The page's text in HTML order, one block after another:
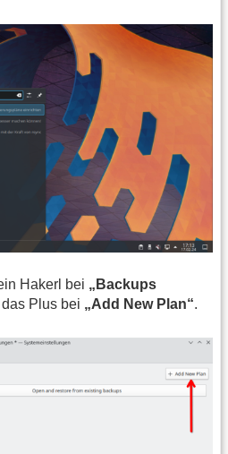
Hakerl bei „Backups
Plus bei „Add New Plan“.